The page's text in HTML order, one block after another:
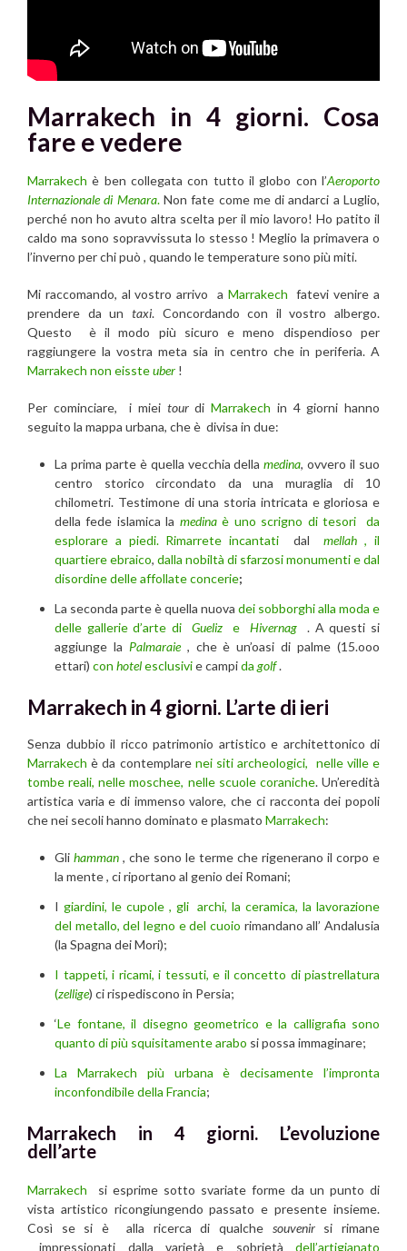
Marrakech in 4 giorni. Cosa
fare e vedere
Marrakech è ben collegata con tutto il globo con l’Aeroporto
Internazionale di Menara.Non fate come me di andarci a Luglio,
perché non ho avuto altra scelta per il mio lavoro! Ho patito il
caldo ma sono sopravvissuta lo stesso ! Meglio la primavera o
l’inverno per chi può , quando le temperature sono più miti.
Mi raccomando, al vostro arrivo a Marrakech fatevi venire a
prendere da un taxi. Concordando con il vostro albergo.
Questo è il modo più sicuro e meno dispendioso per
raggiungere la vostra meta sia in centro che in periferia. A
Marrakech non eissteuber !
Per cominciare, i miei tourdiMarrakech in 4 giorni hanno
seguito la mappa urbana, che è divisa in due:
La prima parte è quella vecchia dellamedina, ovvero il suo
centro storico circondato da una muraglia di 10
chilometri. Testimone di una storia intricata e gloriosa e
della fede islamica la medinaè uno scrigno di tesori da
esplorare a piedi. Rimarrete incantati dal mellah , il
quartiere ebraico, dalla nobiltà di sfarzosi monumenti e dal
disordine delle affollate concerie;
La seconda parte è quella nuova dei sobborghi alla moda e
delle gallerie d’arte di GuelizeHivernag
. A questi si
aggiunge la Palmaraie, che è un’oasi di palme (15.ooo
ettari) con hotelesclusivie campida golf.
Marrakech in 4 giorni. L’arte di ieri
Senza dubbio il ricco patrimonio artistico e architettonico di
Marrakech è da contemplare nei siti archeologici, nelle ville e
tombe reali, nelle moschee, nelle scuole coraniche. Un’eredità
artistica varia e di immenso valore, che ci racconta dei popoli
che nei secoli hanno dominato e plasmato Marrakech:
Gli hamman , che sono le terme che rigenerano il corpo e
la mente , ci riportano al genio dei Romani;
I giardini, le cupole , gli archi, la ceramica, la lavorazione
del metallo, del legno e del cuoio rimandano all’ Andalusia
(la Spagna dei Mori);
I tappeti, i ricami, i tessuti, e il concetto di piastrellatura
(zellige) ci rispediscono in Persia;
‘Le fontane, il disegno geometrico e la calligrafia sono
quanto di più squisitamente arabo si possa immaginare;
La Marrakech più urbana è decisamente l’impronta
inconfondibile della Francia;
Marrakech in 4 giorni. L’evoluzione
dell’arte
Marrakech si esprime sotto svariate forme da un punto di
vista artistico ricongiungendo passato e presente insieme.
Così se si è alla ricerca di qualche souvenirsi rimane
impressionati dalla varietà e sobrietà dell’artigianato